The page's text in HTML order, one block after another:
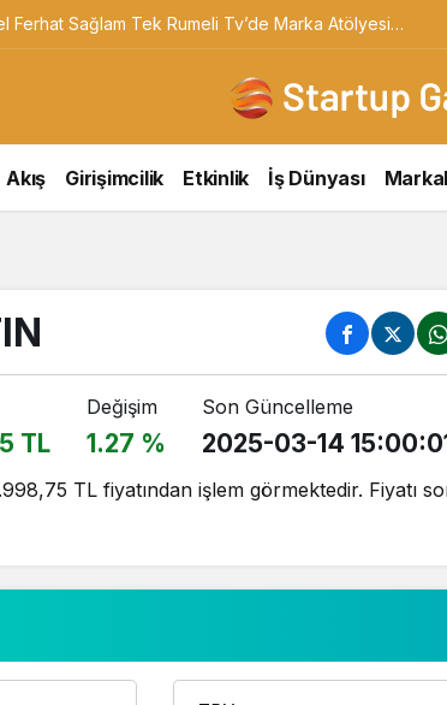
Hangi Veriyi Veriyorsun? Asıl Risk Ürettiğin
Akış Girişimcilik Etkinlik İş Dünyası
TL
Değişim
1.27 %
Son Güncelleme
2025-03-14
TL fiyatından işlem görmektedir. Fiyatı